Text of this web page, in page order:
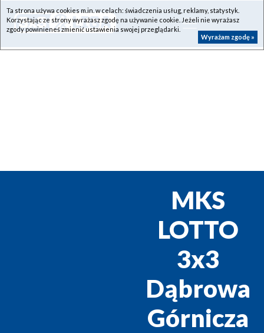
MKS
LOTTO
3x3
Dąbrowa
Górnicza
Ta strona używa cookies m.in. w celach: świadczenia usług, reklamy, statystyk.
Korzystając ze strony wyrażasz zgodę na używanie cookie. Jeżeli nie wyrażasz
zgody powinieneś zmienić ustawienia swojej przeglądarki.
Wyrażam zgodę »